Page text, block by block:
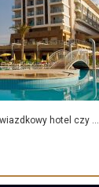
hotel czy ...